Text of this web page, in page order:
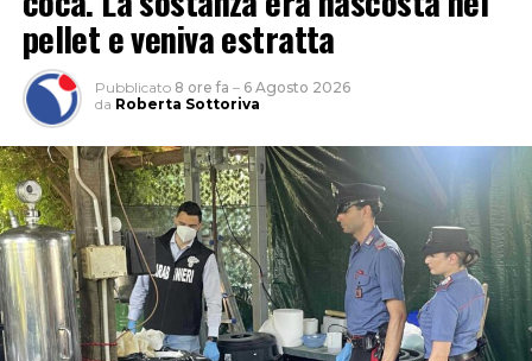
pellet e veniva estratta
Pubblicato 8 ore fa – 6 Agosto 2026
da Roberta Sottoriva